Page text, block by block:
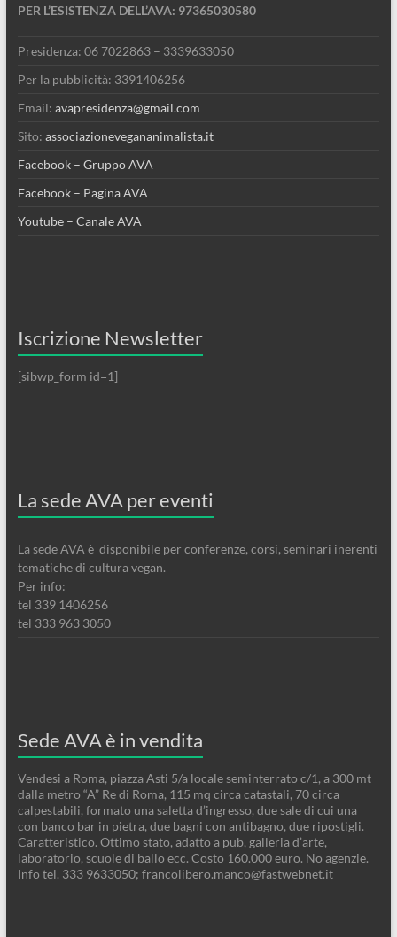
PER L’ESISTENZA DELL’AVA: 97365030580
Presidenza: 06 7022863 – 3339633050
Per la pubblicità: 3391406256
Email: avapresidenza@gmail.com
Sito: associazionevegananimalista.it
Facebook – Gruppo AVA
Facebook – Pagina AVA
Youtube – Canale AVA
Iscrizione Newsletter
[sibwp_form id=1]
La sede AVA per eventi
La sede AVA è disponibile per conferenze, corsi, seminari inerenti
tematiche di cultura vegan.
Per info:
tel 339 1406256
tel 333 963 3050
Sede AVA è in vendita
Vendesi a Roma, piazza Asti 5/a locale seminterrato c/1, a 300 mt
dalla metro “A” Re di Roma, 115 mq circa catastali, 70 circa
calpestabili, formato una saletta d’ingresso, due sale di cui una
con banco bar in pietra, due bagni con antibagno, due ripostigli.
Caratteristico. Ottimo stato, adatto a pub, galleria d’arte,
laboratorio, scuole di ballo ecc. Costo 160.000 euro. No agenzie.
Info tel. 333 9633050; francolibero.manco@fastwebnet.it